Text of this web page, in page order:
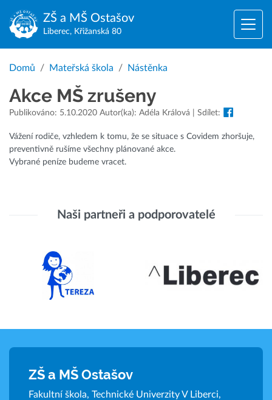
ZŠ a MŠ Ostašov
Liberec, Křižanská 80
Domů Mateřská škola Nástěnka
Akce MŠ zrušeny
Publikováno: 5.10.2020 Autor(ka): Adéla Králová | Sdílet:
Vážení rodiče, vzhledem k tomu, že se situace s Covidem zhoršuje,
preventivně rušíme všechny plánované akce.
Vybrané peníze budeme vracet.
Naši partneři a podporovatelé
ZŠ a MŠ Ostašov
Fakultní škola, Technické Univerzity V Liberci,